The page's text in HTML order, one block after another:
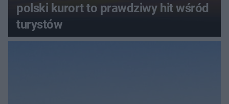
polski kurort to prawdziwy hit wśród
turystów